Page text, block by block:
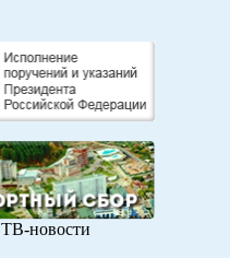
ТВ-новости